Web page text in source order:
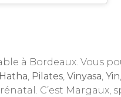
à Bordeaux. Vous
Hatha, Pilates, Vinyasa, Yin,
C’est Margaux,